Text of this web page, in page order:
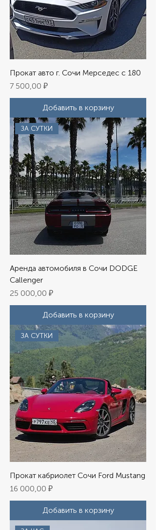
Прокат авто г. Сочи Мерседес с 180
Цена
7 500,00 ₽
Добавить в корзину
ЗА СУТКИ
Аренда автомобиля в Сочи DODGE
Callenger
Цена
25 000,00 ₽
Добавить в корзину
ЗА СУТКИ
Прокат кабриолет Сочи Ford Mustang
Цена
16 000,00 ₽
Добавить в корзину